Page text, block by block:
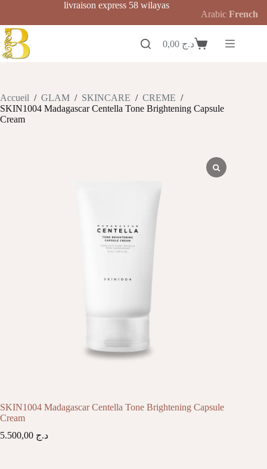
contenu
livraison express 58 wilayas
Panierد.ج
Accueil / GLAM / SKINCARE / CREME /
SKIN1004 Madagascar Centella Tone Brightening Capsule
Cream
SKIN1004 Madagascar Centella Tone Brightening Capsule
Cream
د.ج
Arabic French